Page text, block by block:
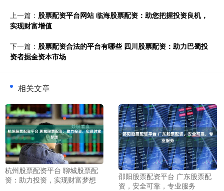
上一篇： 股票配资平台网站 临海股票配资：助您把握投资良机，
实现财富增值
下一篇： 股票配资合法的平台有哪些 四川股票配资：助力巴蜀投
资者掘金资本市场
相关文章
杭州股票配资平台 聊城股票配
资：助力投资，实现财富梦想
邵阳股票配资平台 广东股票配
资，安全可靠，专业服务